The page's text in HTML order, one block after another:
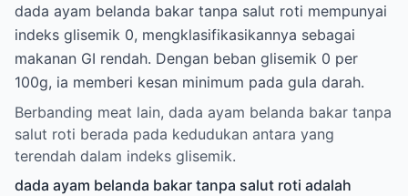
dada ayam belanda bakar tanpa salut roti mempunyai
indeks glisemik 0, mengklasifikasikannya sebagai
makanan GI rendah. Dengan beban glisemik 0 per
100g, ia memberi kesan minimum pada gula darah.
Berbanding meat lain, dada ayam belanda bakar tanpa
salut roti berada pada kedudukan antara yang
terendah dalam indeks glisemik.
dada ayam belanda bakar tanpa salut roti adalah